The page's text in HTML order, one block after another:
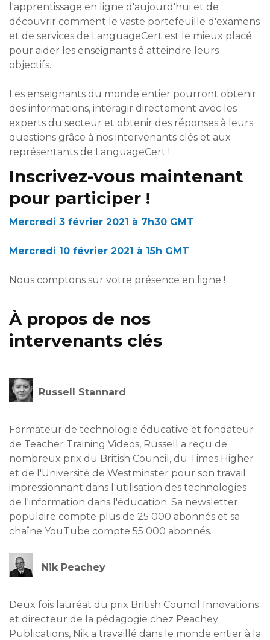
l'apprentissage en ligne d'aujourd'hui et de
découvrir comment le vaste portefeuille d'examens
et de services de LanguageCert est le mieux placé
pour aider les enseignants à atteindre leurs
objectifs.
Les enseignants du monde entier pourront obtenir
des informations, interagir directement avec les
experts du secteur et obtenir des réponses à leurs
questions grâce à nos intervenants clés et aux
représentants de LanguageCert !
Inscrivez-vous maintenant
pour participer !
Mercredi 3 février 2021 à 7h30 GMT
Mercredi 10 février 2021 à 15h GMT
Nous comptons sur votre présence en ligne !
À propos de nos
intervenants clés
Russell Stannard
Formateur de technologie éducative et fondateur
de Teacher Training Videos, Russell a reçu de
nombreux prix du British Council, du Times Higher
et de l'Université de Westminster pour son travail
impressionnant dans l'utilisation des technologies
de l'information dans l'éducation. Sa newsletter
populaire compte plus de 25 000 abonnés et sa
chaîne YouTube compte 55 000 abonnés.
Nik Peachey
Deux fois lauréat du prix British Council Innovations
et directeur de la pédagogie chez Peachey
Publications, Nik a travaillé dans le monde entier à la